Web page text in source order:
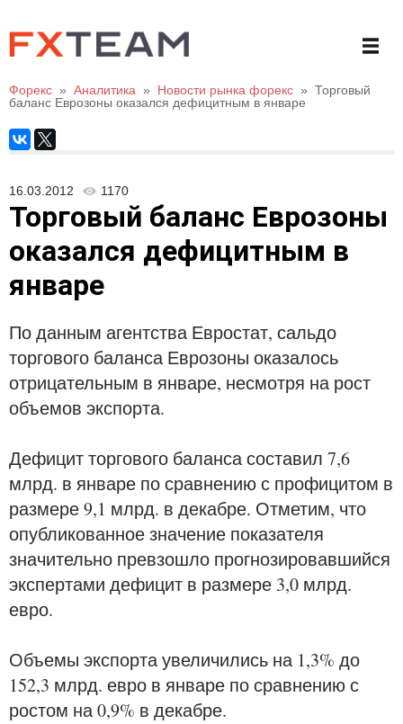
Форекс » Аналитика » Новости рынка форекс » Торговый
баланс Еврозоны оказался дефицитным в январе
16.03.2012 1170
Торговый баланс Еврозоны
оказался дефицитным в
январе
По данным агентства Евростат, сальдо
торгового баланса Еврозоны оказалось
отрицательным в январе, несмотря на рост
объемов экспорта.
Дефицит торгового баланса составил 7,6
млрд. в январе по сравнению с профицитом в
размере 9,1 млрд. в декабре. Отметим, что
опубликованное значение показателя
значительно превзошло прогнозировавшийся
экспертами дефицит в размере 3,0 млрд.
евро.
Объемы экспорта увеличились на 1,3% до
152,3 млрд. евро в январе по сравнению с
ростом на 0,9% в декабре.